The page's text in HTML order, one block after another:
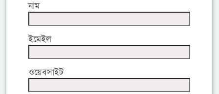
নাম
ইমেইল
ওয়েবসাইট